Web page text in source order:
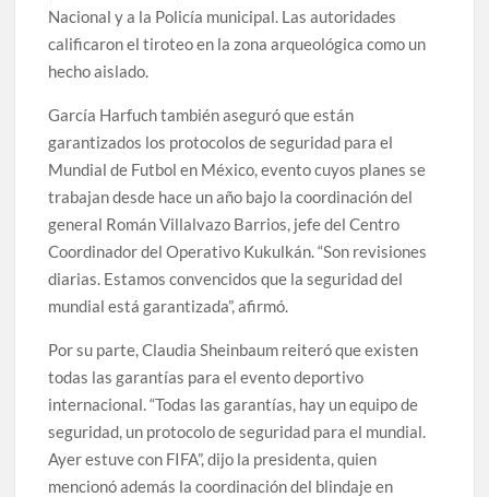
Nacional y a la Policía municipal. Las autoridades
calificaron el tiroteo en la zona arqueológica como un
hecho aislado.
García Harfuch también aseguró que están
garantizados los protocolos de seguridad para el
Mundial de Futbol en México, evento cuyos planes se
trabajan desde hace un año bajo la coordinación del
general Román Villalvazo Barrios, jefe del Centro
Coordinador del Operativo Kukulkán. “Son revisiones
diarias. Estamos convencidos que la seguridad del
mundial está garantizada”, afirmó.
Por su parte, Claudia Sheinbaum reiteró que existen
todas las garantías para el evento deportivo
internacional. “Todas las garantías, hay un equipo de
seguridad, un protocolo de seguridad para el mundial.
Ayer estuve con FIFA”, dijo la presidenta, quien
mencionó además la coordinación del blindaje en